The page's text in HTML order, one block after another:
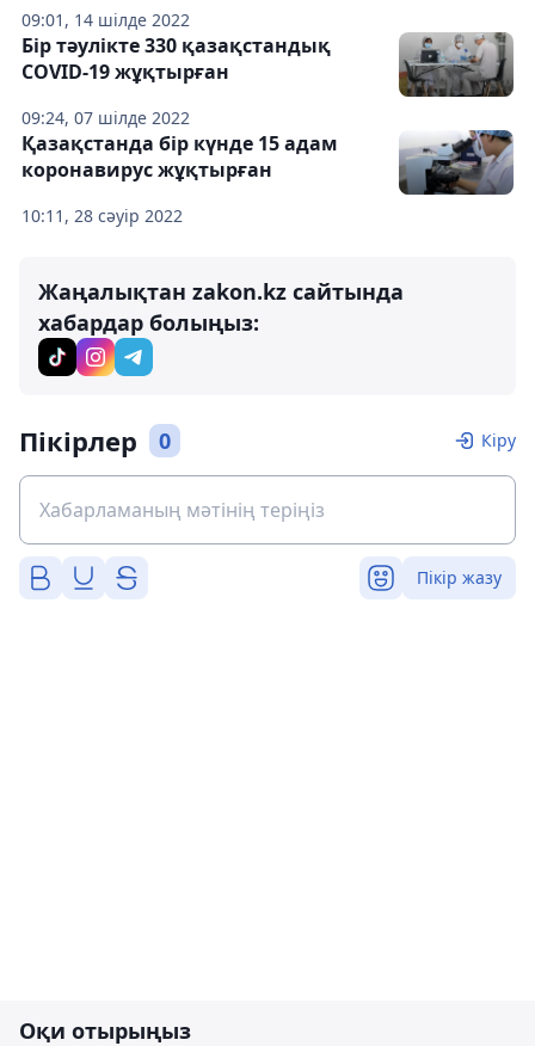
09:01, 14 шілде 2022
09:24, 07 шілде 2022
Бір тәулікте 330 қазақстандық
COVID-19 жұқтырған
10:11, 28 сәуір 2022
Қазақстанда бір күнде 15 адам
коронавирус жұқтырған
Жаңалықтан zakon.kz сайтында
хабардар болыңыз:
Пікірлер 0 Кіру
Пікір жазу
Оқи отырыңыз